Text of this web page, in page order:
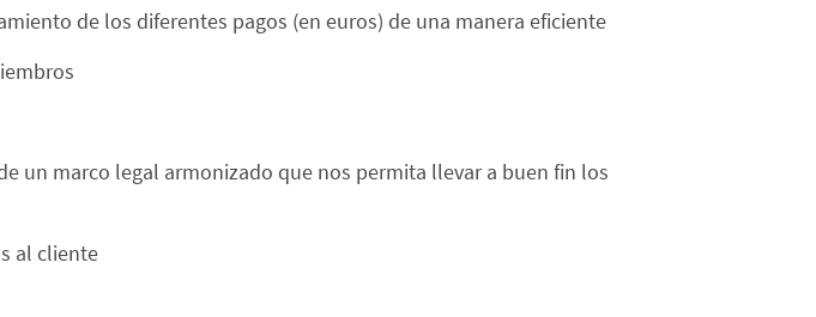
de los diferentes pagos (en euros) de una manera eficiente
un marco legal armonizado que nos permita llevar a buen fin los
al cliente